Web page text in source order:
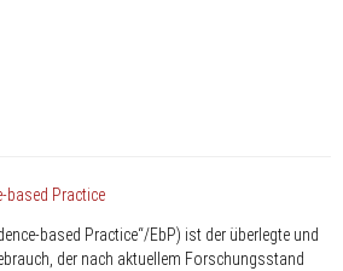
based Practice
based Practice“/EbP) ist der überlegte und
der nach aktuellem Forschungsstand